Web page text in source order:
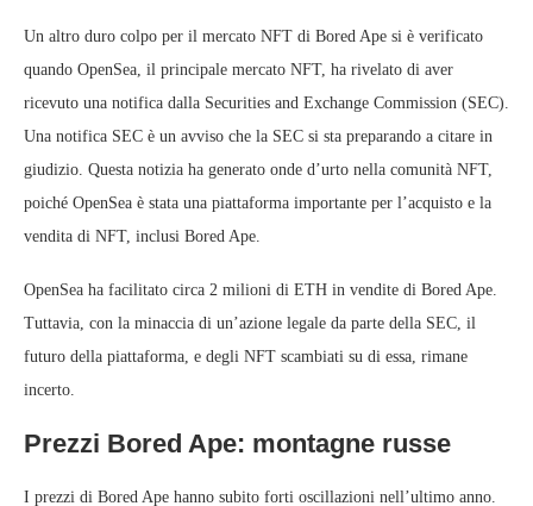
Un altro duro colpo per il mercato NFT di Bored Ape si è verificato
quando OpenSea, il principale mercato NFT, ha rivelato di aver
ricevuto una notifica dalla Securities and Exchange Commission (SEC).
Una notifica SEC è un avviso che la SEC si sta preparando a citare in
giudizio. Questa notizia ha generato onde d’urto nella comunità NFT,
poiché OpenSea è stata una piattaforma importante per l’acquisto e la
vendita di NFT, inclusi Bored Ape.
OpenSea ha facilitato circa 2 milioni di ETH in vendite di Bored Ape.
Tuttavia, con la minaccia di un’azione legale da parte della SEC, il
futuro della piattaforma, e degli NFT scambiati su di essa, rimane
incerto.
Prezzi Bored Ape: montagne russe
I prezzi di Bored Ape hanno subito forti oscillazioni nell’ultimo anno.